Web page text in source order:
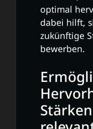
optimal
dabei hilft,
zukünftige
bewerben.